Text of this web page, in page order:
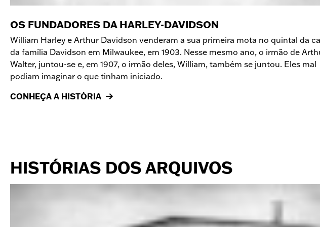
OS FUNDADORES DA HARLEY-DAVIDSON
William Harley e Arthur Davidson venderam a sua primeira mota no quintal da
da família Davidson em Milwaukee, em 1903. Nesse mesmo ano, o irmão de
Walter, juntou-se e, em 1907, o irmão deles, William, também se juntou. Eles mal
podiam imaginar o que tinham iniciado.
CONHEÇA A HISTÓRIA
HISTÓRIAS DOS ARQUIVOS